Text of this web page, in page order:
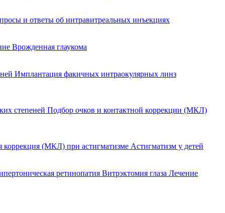
и ответы об интравитреальных инъекциях
Врожденная глаукома
Имплантация факичных интраокулярных линз
степеней Подбор очков и контактной коррекции (МКЛ)
коррекция (МКЛ) при астигматизме Астигматизм у детей
ретинопатия Витрэктомия глаза Лечение